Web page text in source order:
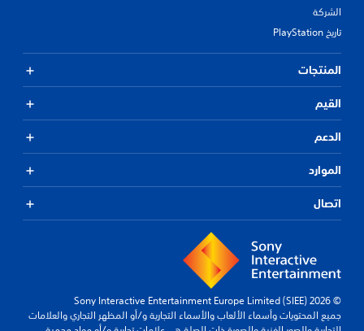
الشركة
تاريخ PlayStation
المنتجات
القيم
الدعم
الموارد
اتصال
© 2026 Sony Interactive Entertainment Europe Limited (SIEE)
جميع المحتويات وأسماء الألعاب والأسماء التجارية و/أو المظهر التجاري والعلامات